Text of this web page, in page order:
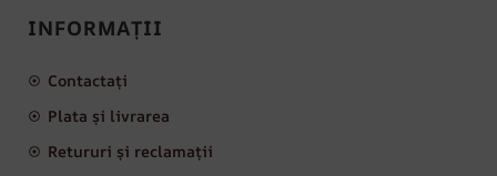
INFORMAȚII
Contactați
Plata și livrarea
Retururi și reclamații